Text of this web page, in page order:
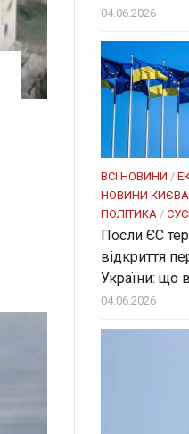
04.06.2026
ВСІ НОВИНИ /
НОВИНИ КИЄВА
ПОЛІТИКА /
Посли ЄC
відкриття
України: що
04.06.2026